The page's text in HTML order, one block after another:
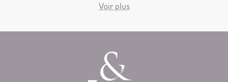
vie privatif et vous êtes libre d’y vivre selon votre rythme et
Chaque jour, nous mettons à disposition des animations
variées auxquelles, vous restez libre d’y participer, une
restauration « fait-maison », et une aide à la personne
Voir plus